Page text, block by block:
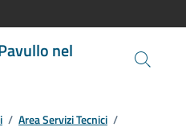
nel
/ Area Servizi Tecnici /